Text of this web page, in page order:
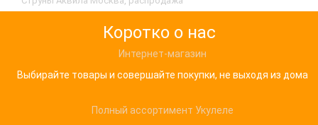
Коротко о нас
Интернет-магазин
Выбирайте товары и совершайте покупки, не выходя из дома
Полный ассортимент Укулеле